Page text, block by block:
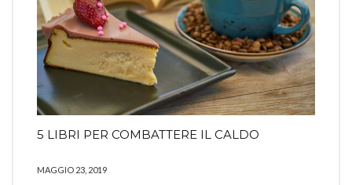
5 LIBRI PER COMBATTERE IL CALDO
MAGGIO 23, 2019